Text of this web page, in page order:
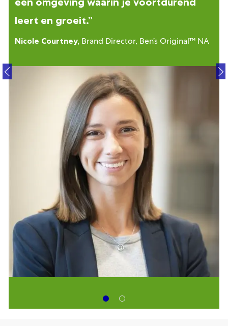
leert en groeit.”
Nicole Courtney, Brand Director, Ben’s Original™ NA